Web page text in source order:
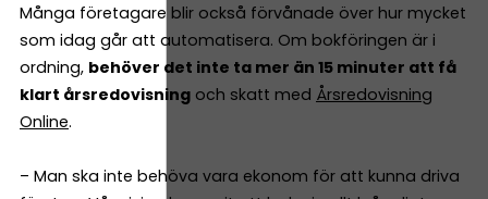
Många företagare blir också förvånade över hur mycket
som idag går att automatisera. Om bokföringen är i
ordning, behöver det inte ta mer än 15 minuter att få
klart årsredovisning och skatt med Årsredovisning
Online.
– Man ska inte behöva vara ekonom för att kunna driva